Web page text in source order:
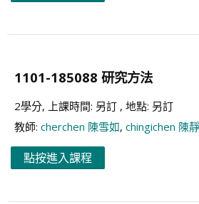
1101-185088 研究方法
2學分, 上課時間: 另訂 , 地點: 另訂
教師: cherchen 陳雪如, chingichen 陳
點按進入課程